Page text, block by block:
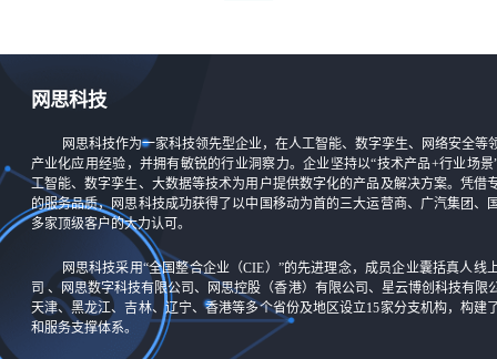
网思科技
网思科技作为一家科技领先型企业，在人工智能、数字孪生、网络安全等
产业化应用经验，并拥有敏锐的行业洞察力。企业坚持以“技术产品+行业场
工智能、数字孪生、大数据等技术为用户提供数字化的产品及解决方案。凭借
的服务品质，网思科技成功获得了以中国移动为首的三大运营商、广汽集团、
多家顶级客户的大力认可。
网思科技采用“全国整合企业（CIE）”的先进理念，成员企业囊括真人线
司 、网思数字科技有限公司、网思控股（香港）有限公司、星云博创科技有限
天津、黑龙江、吉林、辽宁、香港等多个省份及地区设立15家分支机构，构建
和服务支撑体系。